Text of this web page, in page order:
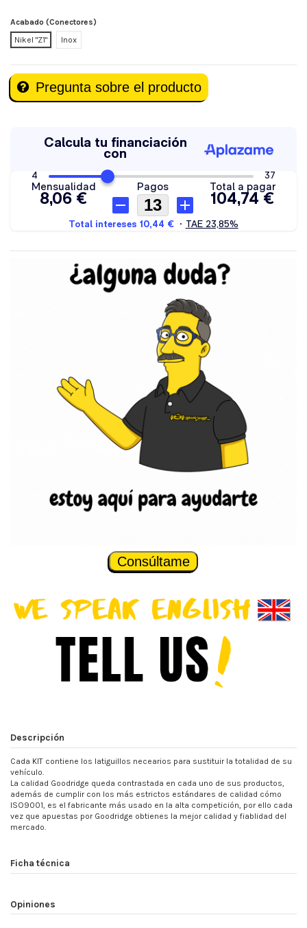
Acabado (Conectores)
Nikel "Z1"
Inox
Pregunta sobre el producto
Consúltame
Descripción
Cada KIT contiene los latiguillos necearios para sustituir la totalidad de su
vehículo.
La calidad Goodridge queda contrastada en cada uno de sus productos,
además de cumplir con los más estrictos estándares de calidad cómo
ISO9001, es el fabricante más usado en la alta competición, por ello cada
vez que apuestas por Goodridge obtienes la mejor calidad y fiablidad del
mercado.
Ficha técnica
Opiniones